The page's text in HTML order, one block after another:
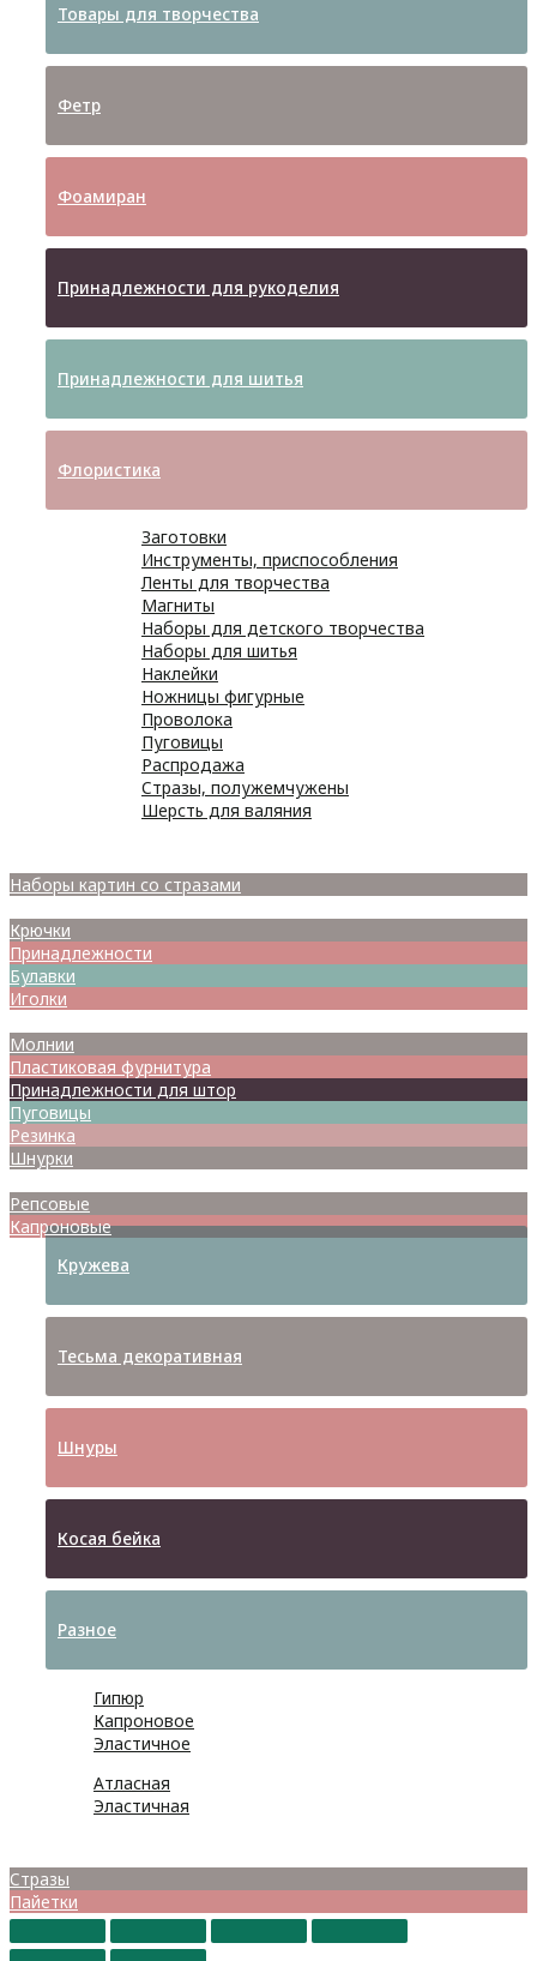
Товары для творчества
Фетр
Фоамиран
Принадлежности для рукоделия
Принадлежности для шитья
Флористика
Заготовки
Инструменты, приспособления
Ленты для творчества
Магниты
Наборы для детского творчества
Наборы для шитья
Наклейки
Ножницы фигурные
Проволока
Пуговицы
Распродажа
Стразы, полужемчужены
Шерсть для валяния
Наборы картин со стразами
Крючки
Принадлежности
Булавки
Иголки
Молнии
Пластиковая фурнитура
Принадлежности для штор
Пуговицы
Резинка
Шнурки
Репсовые
Капроновые
Кружева
Тесьма декоративная
Шнуры
Косая бейка
Разное
Гипюр
Капроновое
Эластичное
Атласная
Эластичная
Стразы
Пайетки